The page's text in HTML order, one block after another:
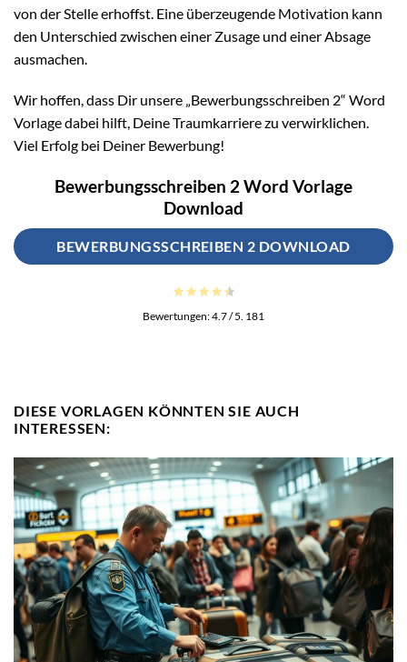
von der Stelle erhoffst. Eine überzeugende Motivation kann
den Unterschied zwischen einer Zusage und einer Absage
ausmachen.
Wir hoffen, dass Dir unsere „Bewerbungsschreiben 2“ Word
Vorlage dabei hilft, Deine Traumkarriere zu verwirklichen.
Viel Erfolg bei Deiner Bewerbung!
Bewerbungsschreiben 2 Word Vorlage
Download
BEWERBUNGSSCHREIBEN 2 DOWNLOAD
Bewertungen:4.7/ 5. 181
DIESE VORLAGEN KÖNNTEN SIE AUCH
INTERESSEN: